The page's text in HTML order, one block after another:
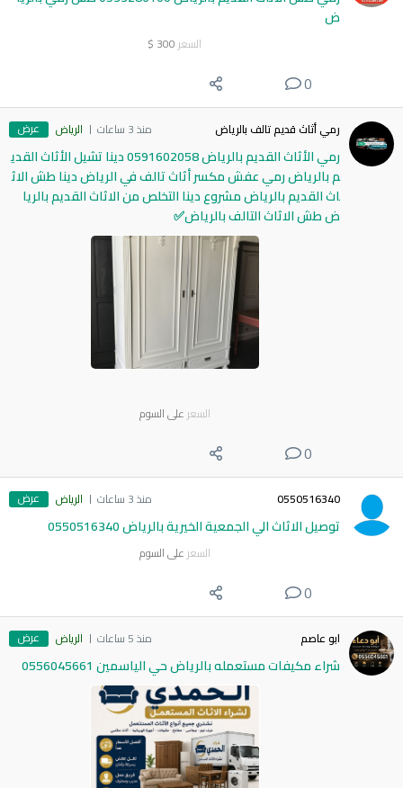
ض
السعر 300
$
0
رمي أثاث قديم تالف بالرياض منذ 3 ساعات الرياض عرض
رمي الأثاث القديم بالرياض 0591602058 دينا تشيل الأثاث القدي
م بالرياض رمي عفش مكسر أثاث تالف في الرياض دينا طش الاث
اث القديم بالرياض مشروع دينا التخلص من الاثاث القديم بالريا
ض طش الاثاث التالف بالرياض✅
السعر على السوم
0
0550516340 منذ 3 ساعات الرياض عرض
توصيل الاثاث الي الجمعية الخيرية بالرياض 0550516340
السعر على السوم
0
ابو عاصم منذ 5 ساعات الرياض عرض
شراء مكيفات مستعمله بالرياض حي الياسمين 0556045661